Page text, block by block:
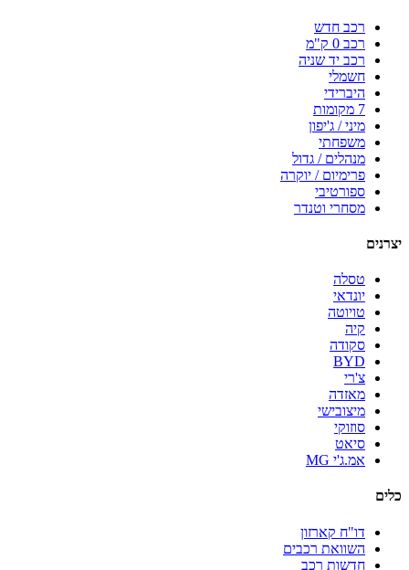
רכב חדש
רכב 0 ק"מ
רכב יד שניה
חשמלי
היברידי
7 מקומות
מיני / ג'יפון
משפחתי
מנהלים / גדול
פרימיום / יוקרה
ספורטיבי
מסחרי וטנדר
יצרנים
טסלה
יונדאי
טויוטה
קיה
סקודה
BYD
צ'רי
מאזדה
מיצובישי
סוזוקי
סיאט
אמ.ג'י MG
כלים
דו"ח קארזון
השוואת רכבים
חדשות רכב